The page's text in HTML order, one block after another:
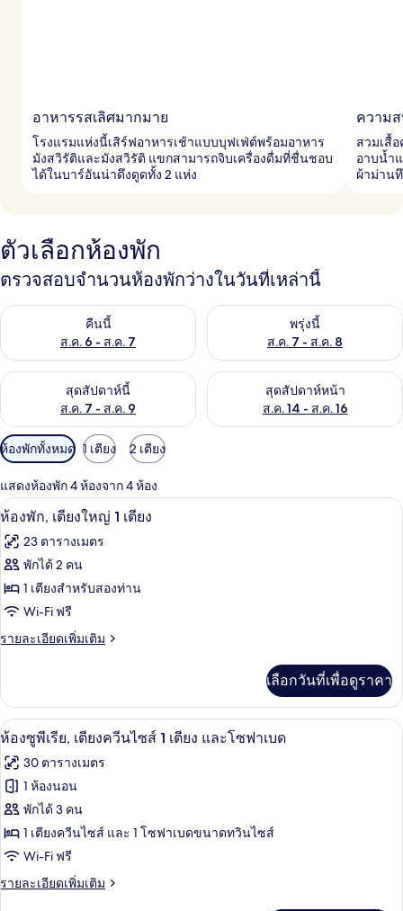
อาหารรสเลิศมากมาย
โรงแรมแห่งนี้เสิร์ฟอาหารเช้าแบบบุฟเฟ่ต์พร้อมอาหาร
มังสวิรัติและมังสวิรัติ แขกสามารถจิบเครื่องดื่มที่ชื่นชอบ
ได้ในบาร์อันน่าดึงดูดทั้ง 2 แห่ง
ความ
สวมเสื้
อาบน้ำ
ผ้าม่าน
ตัวเลือกห้องพัก
ตรวจสอบจำนวนห้องพักว่างในวันที่เหล่านี้
คืนนี้
ส.ค. 6 - ส.ค. 7
ตรวจสอบจำนวนห้องพักว่างในคืนนี้ ส.ค. 6 - ส.ค. 7พรุ่งนี้
ส.ค. 7 - ส.ค. 8
ตรวจสอบจำนวนห้องพักว่างใน
สุดสัปดาห์นี้
ส.ค. 7 - ส.ค. 9
ตรวจสอบจำนวนห้องพักว่างในสุดสัปดาห์นี้ ส.ค. 7 - ส.ค. 9
สุดสัปดาห์หน้า
ส.ค. 14 - ส.ค. 16
ตรวจสอบจำนวนห้องพักว่างใน
ตัว
กรอง
ที่
มี
ให้
สำหรับ
ห้อง
พัก
ห้องพักทั้งหมด 1 เตียง 2 เตียง
แสดงห้องพัก 4 ห้องจาก 4 ห้อง
เปิด
ภาพถ่าย
ทั้งหมด
ของ
ห้อง
พัก,
ใหญ่
เตียง
ห้องพัก, เตียงใหญ่ 1 เตียง | มินิบาร์,
7
ห้องพัก, เตียงใหญ่ 1 เตียง
23 ตารางเมตร
พักได้ 2 คน
1 เตียงสำหรับสองท่าน
Wi-Fi ฟรี
รายละเอียดเพิ่มเติม
ราย
เกี่ยว
กับ
ห้อง
เตียง
ใหญ่
เตียง
เลือกวันที่เพื่อดูราคา
เปิด
ภาพถ่าย
ทั้งหมด
ของ
ห้อง
ซู
พี
ห้องซูพีเรีย, เตียงควีนไซส์ 1 เตียง แ
8
ห้องซูพีเรีย, เตียงควีนไซส์ 1 เตียง และโซฟาเบด
30 ตารางเมตร
1 ห้องนอน
พักได้ 3 คน
1 เตียงควีนไซส์ และ 1 โซฟาเบดขนาดทวินไซส์
Wi-Fi ฟรี
รายละเอียดเพิ่มเติม
ราย